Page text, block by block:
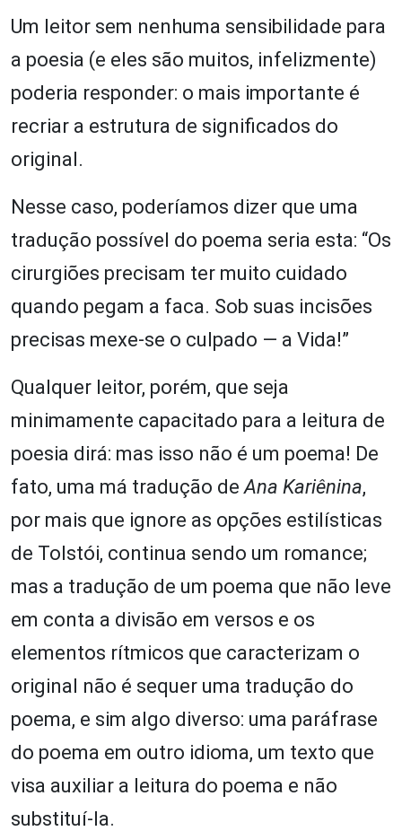
Um leitor sem nenhuma sensibilidade para
a poesia (e eles são muitos, infelizmente)
poderia responder: o mais importante é
recriar a estrutura de significados do
original.
Nesse caso, poderíamos dizer que uma
tradução possível do poema seria esta: “Os
cirurgiões precisam ter muito cuidado
quando pegam a faca. Sob suas incisões
precisas mexe-se o culpado — a Vida!”
Qualquer leitor, porém, que seja
minimamente capacitado para a leitura de
poesia dirá: mas isso não é um poema! De
fato, uma má tradução deAna Kariênina,
por mais que ignore as opções estilísticas
de Tolstói, continua sendo um romance;
mas a tradução de um poema que não leve
em conta a divisão em versos e os
elementos rítmicos que caracterizam o
original não é sequer uma tradução do
poema, e sim algo diverso: uma paráfrase
do poema em outro idioma, um texto que
visa auxiliar a leitura do poema e não
substituí-la.